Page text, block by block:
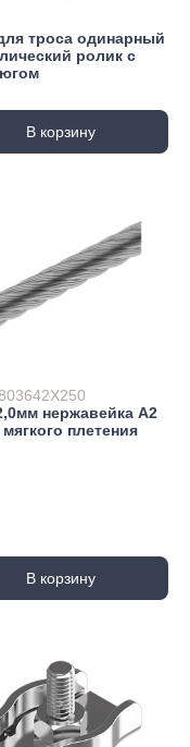
троса одинарный
ролик с
В корзину
нержавейка А2
плетения
В корзину